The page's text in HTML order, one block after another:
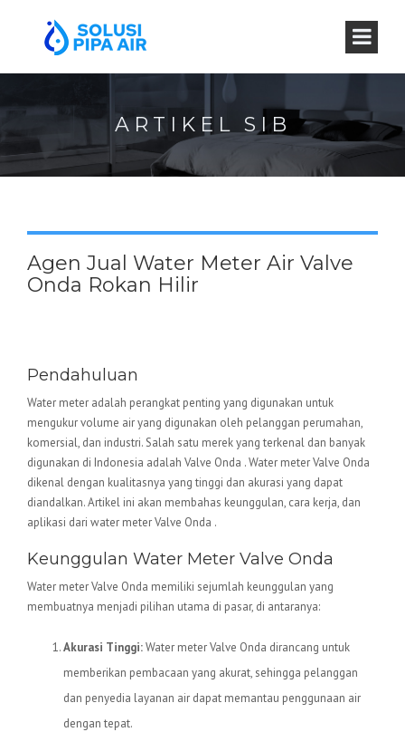
ARTIKEL SIB
Agen Jual Water Meter Air Valve
Onda Rokan Hilir
Pendahuluan
Water meter adalah perangkat penting yang digunakan untuk
mengukur volume air yang digunakan oleh pelanggan perumahan,
komersial, dan industri. Salah satu merek yang terkenal dan banyak
digunakan di Indonesia adalah Valve Onda . Water meter Valve Onda
dikenal dengan kualitasnya yang tinggi dan akurasi yang dapat
diandalkan. Artikel ini akan membahas keunggulan, cara kerja, dan
aplikasi dari water meter Valve Onda .
Keunggulan Water Meter Valve Onda
Water meter Valve Onda memiliki sejumlah keunggulan yang
membuatnya menjadi pilihan utama di pasar, di antaranya:
Akurasi Tinggi:Water meter Valve Onda dirancang untuk
memberikan pembacaan yang akurat, sehingga pelanggan
dan penyedia layanan air dapat memantau penggunaan air
dengan tepat.